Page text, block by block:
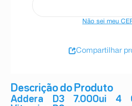
Descrição do Produto
Addera D3 7.000ui 4
Não sei meu
Compartilhar